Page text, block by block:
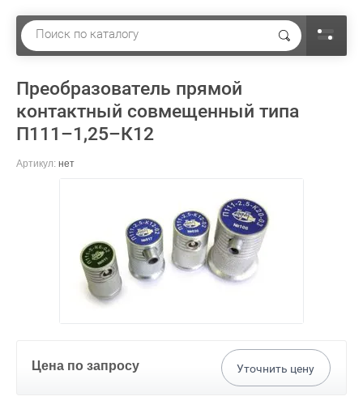
Преобразователь прямой
контактный совмещенный типа
П111–1,25–К12
Артикул: нет
Цена по запросу Уточнить цену